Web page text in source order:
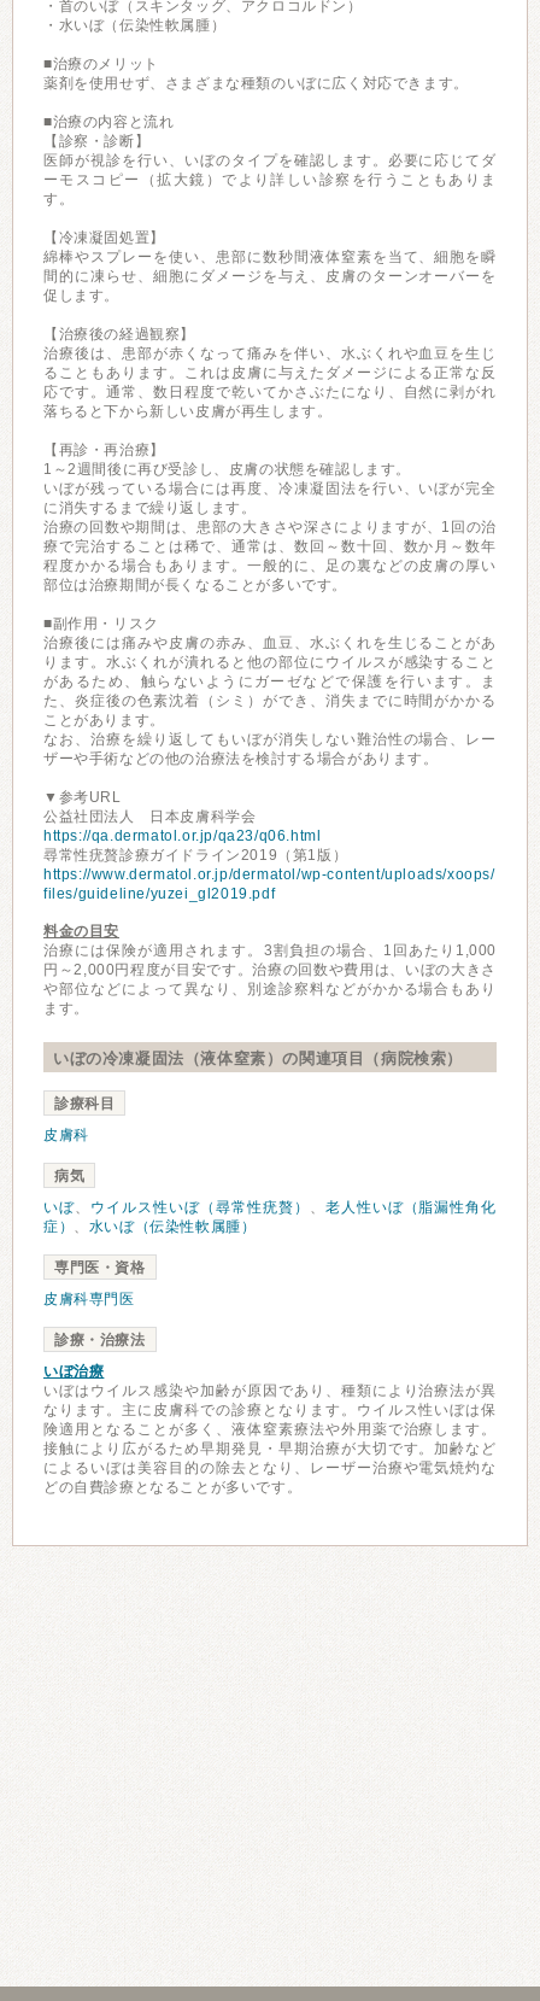
・首のいぼ（スキンタッグ、アクロコルドン）
・水いぼ（伝染性軟属腫）
■治療のメリット
薬剤を使用せず、さまざまな種類のいぼに広く対応できます。
■治療の内容と流れ
【診察・診断】
医師が視診を行い、いぼのタイプを確認します。必要に応じてダ
ーモスコピー（拡大鏡）でより詳しい診察を行うこともありま
す。
【冷凍凝固処置】
綿棒やスプレーを使い、患部に数秒間液体窒素を当て、細胞を瞬
間的に凍らせ、細胞にダメージを与え、皮膚のターンオーバーを
促します。
【治療後の経過観察】
治療後は、患部が赤くなって痛みを伴い、水ぶくれや血豆を生じ
ることもあります。これは皮膚に与えたダメージによる正常な反
応です。通常、数日程度で乾いてかさぶたになり、自然に剥がれ
落ちると下から新しい皮膚が再生します。
【再診・再治療】
1～2週間後に再び受診し、皮膚の状態を確認します。
いぼが残っている場合には再度、冷凍凝固法を行い、いぼが完全
に消失するまで繰り返します。
治療の回数や期間は、患部の大きさや深さによりますが、1回の治
療で完治することは稀で、通常は、数回～数十回、数か月～数年
程度かかる場合もあります。一般的に、足の裏などの皮膚の厚い
部位は治療期間が長くなることが多いです。
■副作用・リスク
治療後には痛みや皮膚の赤み、血豆、水ぶくれを生じることがあ
ります。水ぶくれが潰れると他の部位にウイルスが感染すること
があるため、触らないようにガーゼなどで保護を行います。ま
た、炎症後の色素沈着（シミ）ができ、消失までに時間がかかる
ことがあります。
なお、治療を繰り返してもいぼが消失しない難治性の場合、レー
ザーや手術などの他の治療法を検討する場合があります。
▼参考URL
公益社団法人 日本皮膚科学会
https://qa.dermatol.or.jp/qa23/q06.html
尋常性疣贅診療ガイドライン2019（第1版）
https://www.dermatol.or.jp/dermatol/wp-content/uploads/xoops/
files/guideline/yuzei_gl2019.pdf
料金の目安
治療には保険が適用されます。3割負担の場合、1回あたり1,000
円～2,000円程度が目安です。治療の回数や費用は、いぼの大きさ
や部位などによって異なり、別途診察料などがかかる場合もあり
ます。
いぼの冷凍凝固法（液体窒素）の関連項目（病院検索）
診療科目
皮膚科
病気
いぼ、 ウイルス性いぼ（尋常性疣贅） 、 老人性いぼ（脂漏性角化
症） 、 水いぼ（伝染性軟属腫）
専門医・資格
皮膚科専門医
診療・治療法
いぼ治療
いぼはウイルス感染や加齢が原因であり、種類により治療法が異
なります。主に皮膚科での診療となります。ウイルス性いぼは保
険適用となることが多く、液体窒素療法や外用薬で治療します。
接触により広がるため早期発見・早期治療が大切です。加齢など
によるいぼは美容目的の除去となり、レーザー治療や電気焼灼な
どの自費診療となることが多いです。